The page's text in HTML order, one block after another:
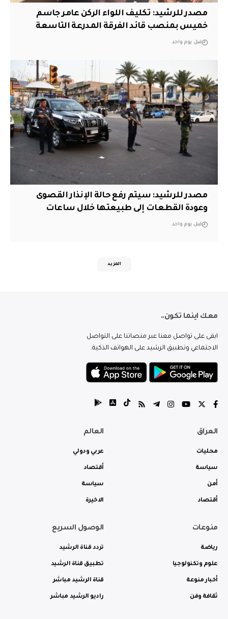
مصدر للرشيد: تكليف اللواء الركن عامر جاسم
خميس بمنصب قائد الفرقة المدرعة التاسعة
قبل يوم واحد
مصدر للرشيد: سيتم رفع حالة الإنذار القصوى
وعودة القطعات إلى طبيعتها خلال ساعات
قبل يوم واحد
المزيد
معك اينما تكون..
ابقى على تواصل معنا عبر منصاتنا على التواصل
الاجتماعي وتطبيق الرشيد على الهواتف الذكية.
العراق
محليات
سياسة
أمن
أقتصاد
العالم
عربي ودولي
أقتصاد
سياسة
الاخيرة
منوعات
رياضة
علوم وتكنولوجيا
أخبار منوعة
ثقافة وفن
الوصول السريع
تردد قناة الرشيد
تطبيق قناة الرشيد
قناة الرشيد مباشر
راديو الرشيد مباشر